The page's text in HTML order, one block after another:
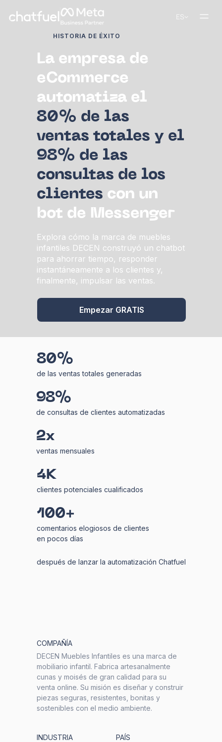
ES
Explora cómo la marca de muebles
infantiles DECEN construyó un chatbot
para ahorrar tiempo, responder
instantáneamente a los clientes y,
finalmente, impulsar las ventas.
La empresa de
eCommerce
automatiza el
80% de las
ventas totales y el
98% de las
consultas de los
clientes con un
bot de Messenger
Empezar GRATIS
HISTORIA DE ÉXITO
de las ventas totales generadas
80%
de consultas de clientes automatizadas
98%
ventas mensuales
2x
después de lanzar la automatización Chatfuel
clientes potenciales cualificados
comentarios elogiosos de clientes
en pocos días
4K
100+
COMPAÑÍA
DECEN Muebles Infantiles es una marca de
mobiliario infantil. Fabrica artesanalmente
cunas y moisés de gran calidad para su
venta online. Su misión es diseñar y construir
piezas seguras, resistentes, bonitas y
sostenibles con el medio ambiente.
INDUSTRIA
PAÍS